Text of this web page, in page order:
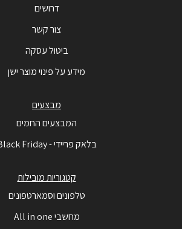
דרושים
צור קשר
ביטול עסקה
מידע על פינוי מוצר ישן
מבצעים
המבצעים החמים
בלאק פריידי - Black Friday
קטגוריות מובילות
טלפונים וסמארטפונים
מחשבי All in one